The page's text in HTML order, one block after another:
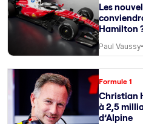
Les
Hamilton
Paul Vaussy
Formule 1
Christian
à 2,5
d’Alpine